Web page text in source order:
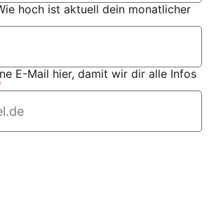
hoch ist aktuell dein monatlicher
E-Mail hier, damit wir dir alle Infos